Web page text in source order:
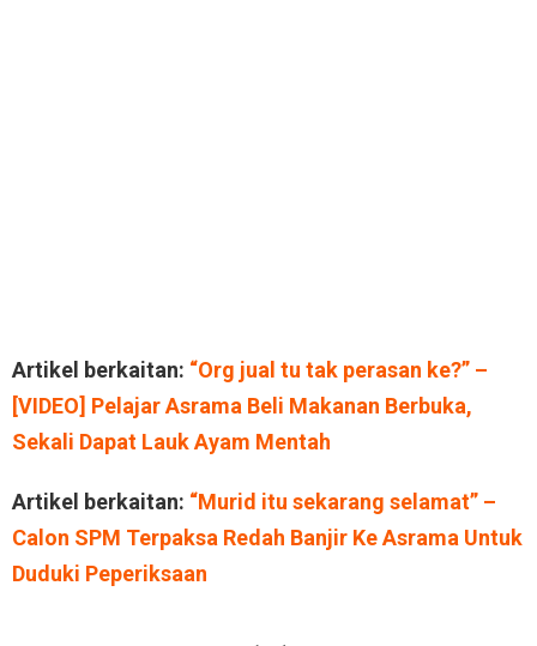
Artikel berkaitan: “Org jual tu tak perasan ke?” –
[VIDEO] Pelajar Asrama Beli Makanan Berbuka,
Sekali Dapat Lauk Ayam Mentah
Artikel berkaitan: “Murid itu sekarang selamat” –
Calon SPM Terpaksa Redah Banjir Ke Asrama Untuk
Duduki Peperiksaan